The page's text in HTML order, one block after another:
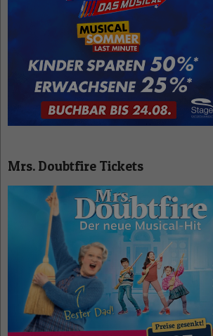
Mrs. Doubtfire Tickets